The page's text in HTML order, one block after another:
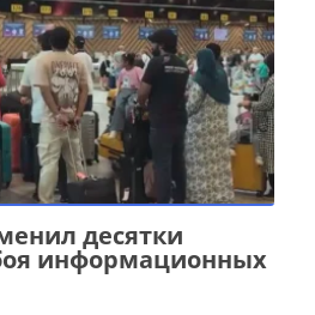
десятки
информационных